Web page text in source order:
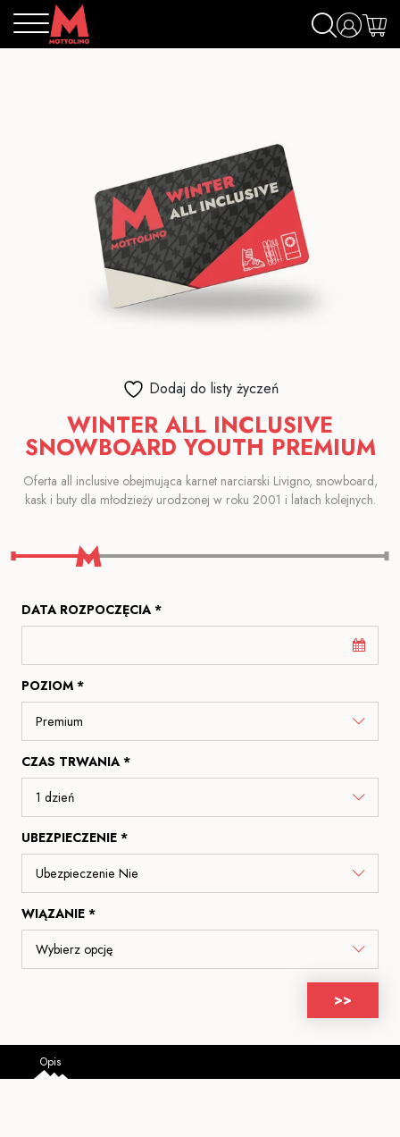
Dodaj do listy życzeń
WINTER ALL INCLUSIVE
SNOWBOARD YOUTH PREMIUM
Oferta all inclusive obejmująca karnet narciarski Livigno, snowboard,
kask i buty dla młodzieży urodzonej w roku 2001 i latach kolejnych.
DATA ROZPOCZĘCIA *
POZIOM *
CZAS TRWANIA *
UBEZPIECZENIE *
WIĄZANIE *
>>
Opis